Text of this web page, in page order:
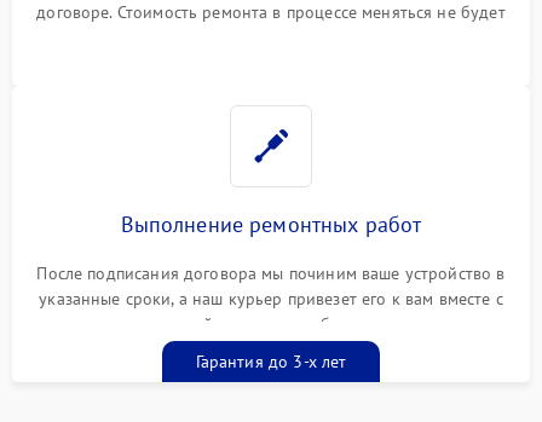
договоре. Стоимость ремонта в процессе меняться не будет
Выполнение ремонтных работ
После подписания договора мы починим ваше устройство в
указанные сроки, а наш курьер привезет его к вам вместе с
гарантийным талоном бесплатно
Гарантия до 3-х лет